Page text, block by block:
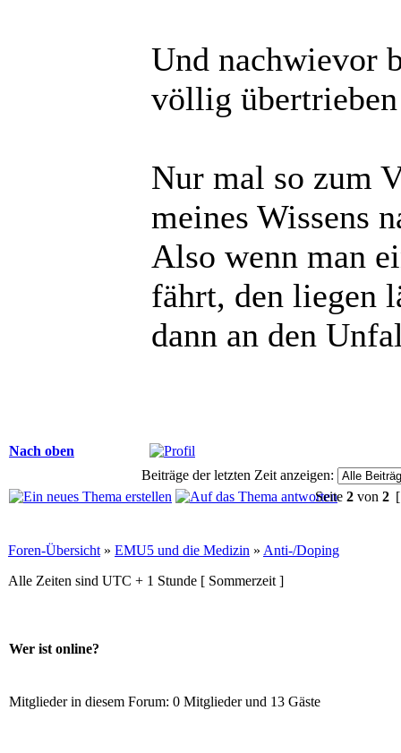
Und nachwievor
völlig
Nur mal so zum
meines Wissens
Also wenn man
fährt, den liegen
dann an den
Nach oben
Beiträge der letzten Zeit anzeigen:
Seite 2 von 2
Foren-Übersicht » EMU5 und die Medizin » Anti-/Doping
Alle Zeiten sind UTC + 1 Stunde [ Sommerzeit ]
Wer ist online?
Mitglieder in diesem Forum: 0 Mitglieder und 13 Gäste